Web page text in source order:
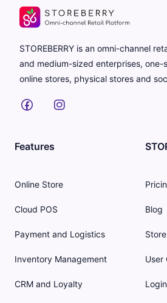
STOREBERRY is an omni-channel
and medium-sized enterprises,
online stores, physical stores and
Features
Online Store
Cloud POS
Payment and Logistics
Inventory Management
CRM and Loyalty
Blog
User
Login